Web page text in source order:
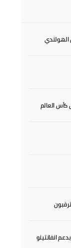
الهولندي
كأس العالم